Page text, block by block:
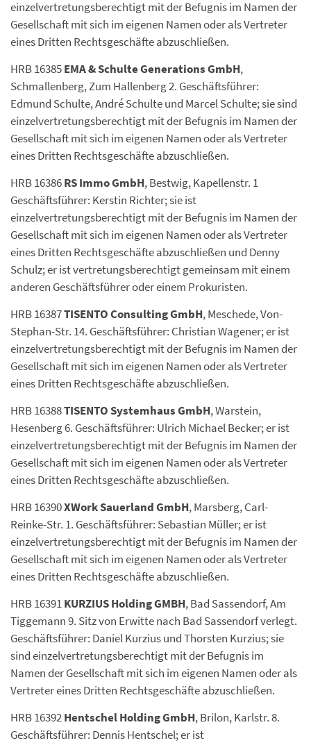
einzelvertretungsberechtigt mit der Befugnis im Namen der
Gesellschaft mit sich im eigenen Namen oder als Vertreter
eines Dritten Rechtsgeschäfte abzuschließen.
HRB 16385EMA & Schulte Generations GmbH,
Schmallenberg, Zum Hallenberg 2. Geschäftsführer:
Edmund Schulte, André Schulte und Marcel Schulte; sie sind
einzelvertretungsberechtigt mit der Befugnis im Namen der
Gesellschaft mit sich im eigenen Namen oder als Vertreter
eines Dritten Rechtsgeschäfte abzuschließen.
HRB 16386RS Immo GmbH, Bestwig, Kapellenstr. 1
Geschäftsführer: Kerstin Richter; sie ist
einzelvertretungsberechtigt mit der Befugnis im Namen der
Gesellschaft mit sich im eigenen Namen oder als Vertreter
eines Dritten Rechtsgeschäfte abzuschließen und Denny
Schulz; er ist vertretungsberechtigt gemeinsam mit einem
anderen Geschäftsführer oder einem Prokuristen.
HRB 16387TISENTO Consulting GmbH, Meschede, Von-
Stephan-Str. 14. Geschäftsführer: Christian Wagener; er ist
einzelvertretungsberechtigt mit der Befugnis im Namen der
Gesellschaft mit sich im eigenen Namen oder als Vertreter
eines Dritten Rechtsgeschäfte abzuschließen.
HRB 16388TISENTO Systemhaus GmbH, Warstein,
Hesenberg 6. Geschäftsführer: Ulrich Michael Becker; er ist
einzelvertretungsberechtigt mit der Befugnis im Namen der
Gesellschaft mit sich im eigenen Namen oder als Vertreter
eines Dritten Rechtsgeschäfte abzuschließen.
HRB 16390XWork Sauerland GmbH, Marsberg, Carl-
Reinke-Str. 1. Geschäftsführer: Sebastian Müller; er ist
einzelvertretungsberechtigt mit der Befugnis im Namen der
Gesellschaft mit sich im eigenen Namen oder als Vertreter
eines Dritten Rechtsgeschäfte abzuschließen.
HRB 16391KURZIUS Holding GMBH, Bad Sassendorf, Am
Tiggemann 9. Sitz von Erwitte nach Bad Sassendorf verlegt.
Geschäftsführer: Daniel Kurzius und Thorsten Kurzius; sie
sind einzelvertretungsberechtigt mit der Befugnis im
Namen der Gesellschaft mit sich im eigenen Namen oder als
Vertreter eines Dritten Rechtsgeschäfte abzuschließen.
HRB 16392Hentschel Holding GmbH, Brilon, Karlstr. 8.
Geschäftsführer: Dennis Hentschel; er ist